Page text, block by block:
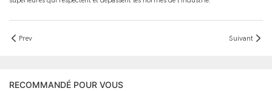
Prev Suivant
RECOMMANDÉ POUR VOUS